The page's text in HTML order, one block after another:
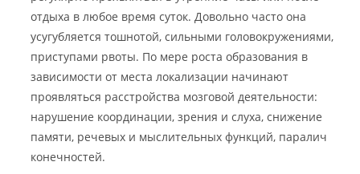
отдыха в любое время суток. Довольно часто она
усугубляется тошнотой, сильными головокружениями,
приступами рвоты. По мере роста образования в
зависимости от места локализации начинают
проявляться расстройства мозговой деятельности:
нарушение координации, зрения и слуха, снижение
памяти, речевых и мыслительных функций, паралич
конечностей.